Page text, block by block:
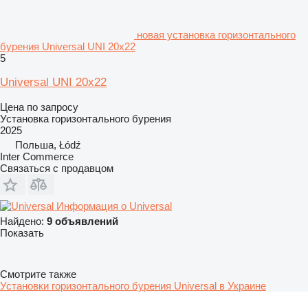
новая установка горизонтального
бурения Universal UNI 20x22
5
Universal UNI 20x22
Цена по запросу
Установка горизонтального бурения
2025
Польша, Łódź
Inter Commerce
Связаться с продавцом
Информация о Universal
Найдено: 9 объявлений
Показать
Смотрите также
Установки горизонтального бурения Universal в Украине